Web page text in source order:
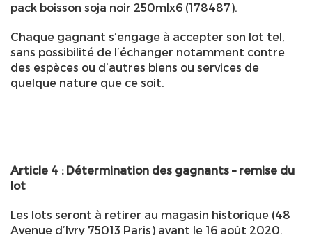
pack boisson soja noir 250mlx6 (178487).
Chaque gagnant s’engage à accepter son lot tel,
sans possibilité de l’échanger notamment contre
des espèces ou d’autres biens ou services de
quelque nature que ce soit.
Article 4 : Détermination des gagnants – remise du
lot
Les lots seront à retirer au magasin historique (48
Avenue d’Ivry 75013 Paris) avant le 16 août 2020.